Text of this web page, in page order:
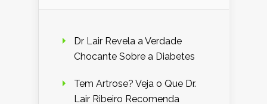
Dr Lair Revela a Verdade
Chocante Sobre a Diabetes
Tem Artrose? Veja o Que Dr.
Lair Ribeiro Recomenda